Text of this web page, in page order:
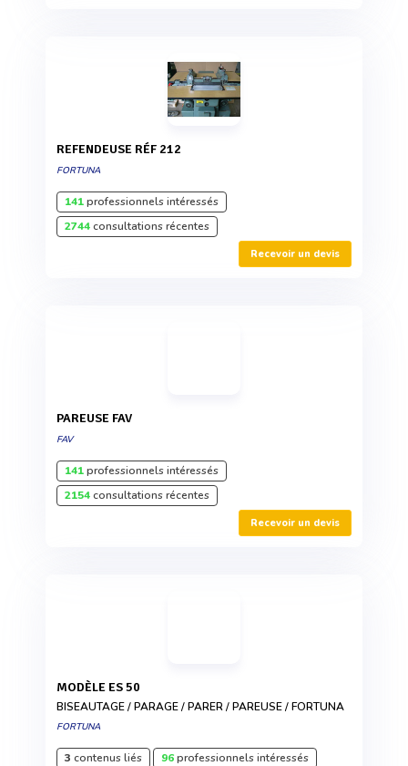
REFENDEUSE RÉF 212
FORTUNA
141professionnels intéressés
2744consultations récentes
Recevoir un devis
PAREUSE FAV
FAV
141professionnels intéressés
2154consultations récentes
Recevoir un devis
MODÈLE ES 50
BISEAUTAGE / PARAGE / PARER / PAREUSE / FORTUNA
FORTUNA
3 contenus liés 96professionnels intéressés